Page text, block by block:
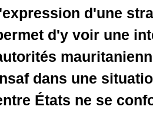
permet
autorités
Insaf
entre